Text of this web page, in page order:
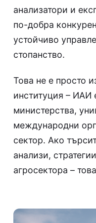
анализатори и
по-добра
устойчиво
стопанство.
Това не е просто
институция – ИАИ
министерства,
международни
сектор. Ако
анализи,
агросектора –